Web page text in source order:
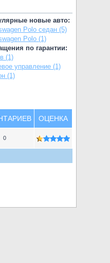
новые авто:
Polo седан (5)
Polo (1)
по гарантии:
(1)
управление (1)
(1)
ОЦЕНКА
0